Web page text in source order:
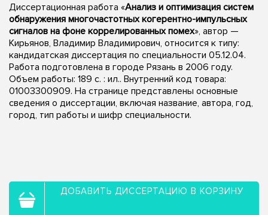
Диссертационная работа «Анализ и оптимизация систем
обнаружения многочастотных когерентно-импульсных
сигналов на фоне коррелированных помех», автор —
Кирьянов, Владимир Владимирович, относится к типу:
кандидатская диссертация по специальности 05.12.04.
Работа подготовлена в городе Рязань в 2006 году.
Объем работы: 189 с. : ил.. Внутренний код товара:
01003300909. На странице представлены основные
сведения о диссертации, включая название, автора, год,
город, тип работы и шифр специальности.
ДОБАВИТЬ ДИССЕРТАЦИЮ В КОРЗИНУ